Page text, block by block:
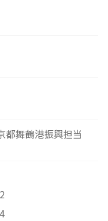
都舞鶴港振興担当